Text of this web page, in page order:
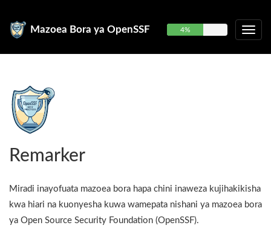
Mazoea Bora ya OpenSSF 4%
Remarker
Miradi inayofuata mazoea bora hapa chini inaweza kujihakikisha
kwa hiari na kuonyesha kuwa wamepata nishani ya mazoea bora
ya Open Source Security Foundation (OpenSSF).